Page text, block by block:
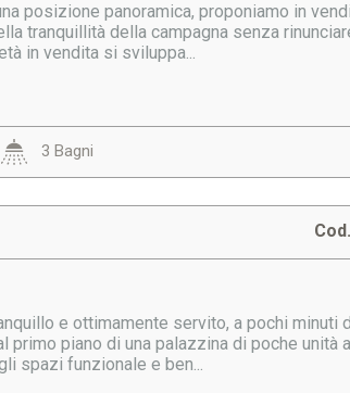
posizione panoramica, proponiamo in
tranquillità della campagna senza
in vendita si sviluppa...
3 Bagni
e ottimamente servito, a pochi
primo piano di una palazzina di poche
spazi funzionale e ben...